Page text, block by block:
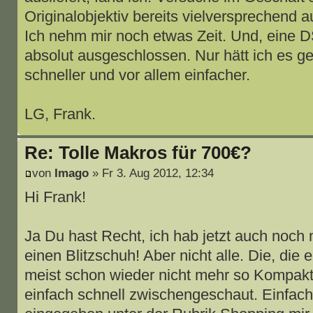
Originalobjektiv bereits vielversprechend
Ich nehm mir noch etwas Zeit. Und, eine
absolut ausgeschlossen. Nur hätt ich es
schneller und vor allem einfacher.
LG, Frank.
Re: Tolle Makros für 700€?
von Imago» Fr 3. Aug 2012, 12:34
Hi Frank!
Ja Du hast Recht, ich hab jetzt auch noch
einen Blitzschuh! Aber nicht alle. Die, die
meist schon wieder nicht mehr so
einfach schnell zwischengeschaut.